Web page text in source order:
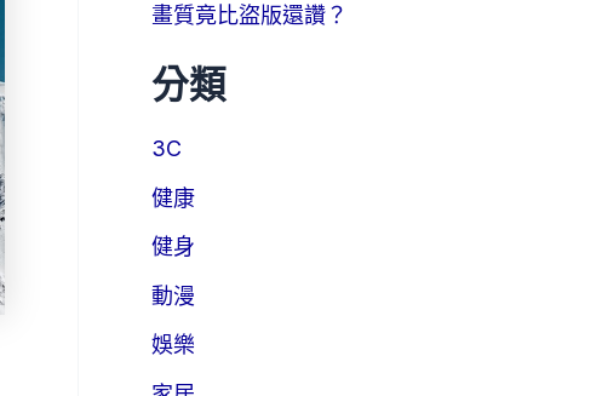
畫質竟比盜版還讚？
分類
3C
健康
健身
動漫
娛樂